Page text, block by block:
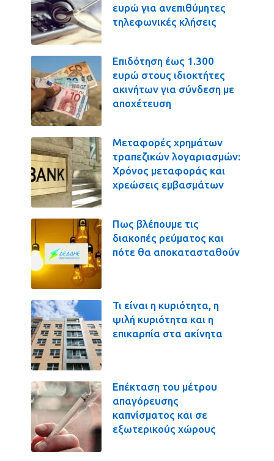
ευρώ για ανεπιθύμητες
τηλεφωνικές κλήσεις
Επιδότηση έως 1.300
ευρώ στους ιδιοκτήτες
ακινήτων για σύνδεση με
αποχέτευση
Μεταφορές χρημάτων
τραπεζικών λογαριασμών:
Χρόνος μεταφοράς και
χρεώσεις εμβασμάτων
Πως βλέπουμε τις
διακοπές ρεύματος και
πότε θα αποκατασταθούν
Τι είναι η κυριότητα, η
ψιλή κυριότητα και η
επικαρπία στα ακίνητα
Επέκταση του μέτρου
απαγόρευσης
καπνίσματος και σε
εξωτερικούς χώρους